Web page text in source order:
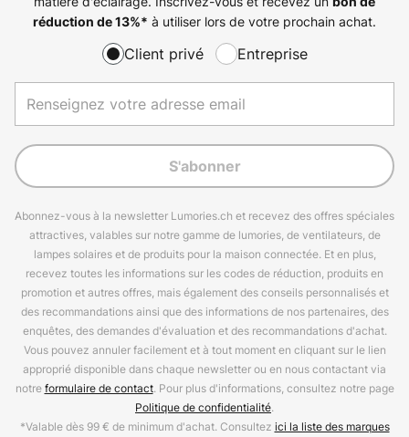
réduction de13%* à utiliser lors de votre prochain achat.
Client privé Entreprise
S'abonner
Abonnez-vous à la newsletter Lumories.ch et recevez des offres spéciales
attractives, valables sur notre gamme de lumories, de ventilateurs, de
lampes solaires et de produits pour la maison connectée. Et en plus,
recevez toutes les informations sur les codes de réduction, produits en
promotion et autres offres, mais également des conseils personnalisés et
des recommandations ainsi que des informations de nos partenaires, des
enquêtes, des demandes d'évaluation et des recommandations d'achat.
Vous pouvez annuler facilement et à tout moment en cliquant sur le lien
approprié disponible dans chaque newsletter ou en nous contactant via
notreformulaire de contact. Pour plus d'informations, consultez notre page
Politique de confidentialité.
*Valable dès 99 € de minimum d'achat. Consultez ici la liste des marques